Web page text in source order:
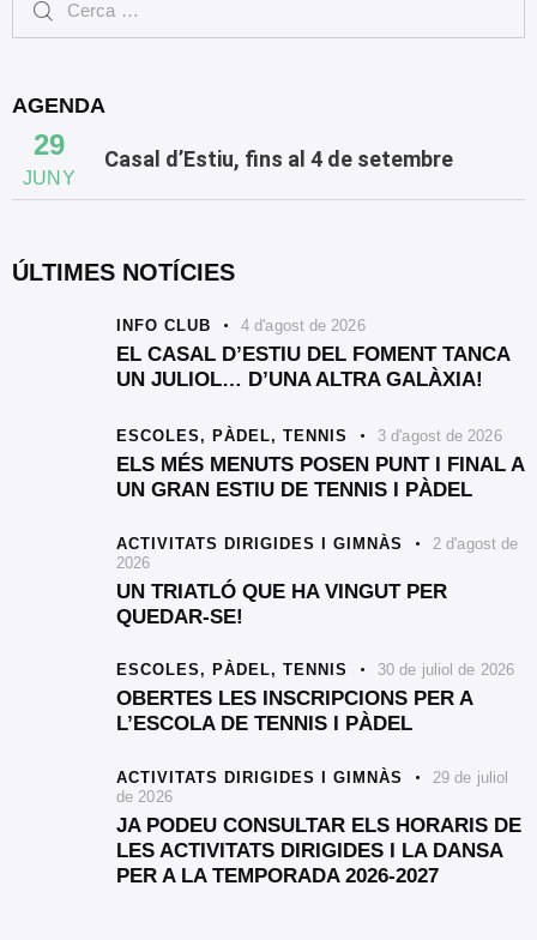
AGENDA
29
JUNY
Casal d’Estiu, fins al 4 de setembre
ÚLTIMES NOTÍCIES
INFO CLUB 4 d'agost de 2026
EL CASAL D’ESTIU DEL FOMENT TANCA
UN JULIOL… D’UNA ALTRA GALÀXIA!
ESCOLES, PÀDEL, TENNIS 3 d'agost de 2026
ELS MÉS MENUTS POSEN PUNT I FINAL A
UN GRAN ESTIU DE TENNIS I PÀDEL
ACTIVITATS DIRIGIDES I GIMNÀS
2 d'agost de
2026
UN TRIATLÓ QUE HA VINGUT PER
QUEDAR-SE!
ESCOLES, PÀDEL, TENNIS 30 de juliol de 2026
OBERTES LES INSCRIPCIONS PER A
L’ESCOLA DE TENNIS I PÀDEL
ACTIVITATS DIRIGIDES I GIMNÀS
29 de juliol
de 2026
JA PODEU CONSULTAR ELS HORARIS DE
LES ACTIVITATS DIRIGIDES I LA DANSA
PER A LA TEMPORADA 2026-2027